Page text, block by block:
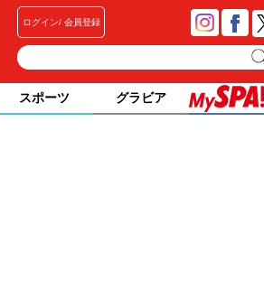
ログイン 会員登録
スポーツ グラビア